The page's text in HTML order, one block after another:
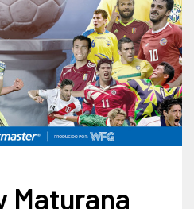
Maturana